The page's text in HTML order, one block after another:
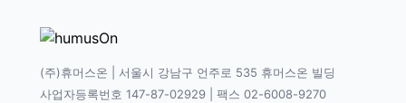
(주)휴머스온 | 서울시 강남구 언주로 535 휴머스온 빌딩
사업자등록번호 147-87-02929 | 팩스 02-6008-9270